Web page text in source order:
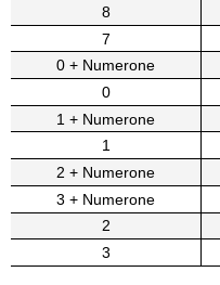
8
7
0 + Numerone
0
1 + Numerone
1
2 + Numerone
3 + Numerone
2
3